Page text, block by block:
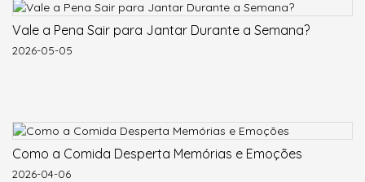
Vale a Pena Sair para Jantar Durante a Semana?
2026-05-05
Como a Comida Desperta Memórias e Emoções
2026-04-06